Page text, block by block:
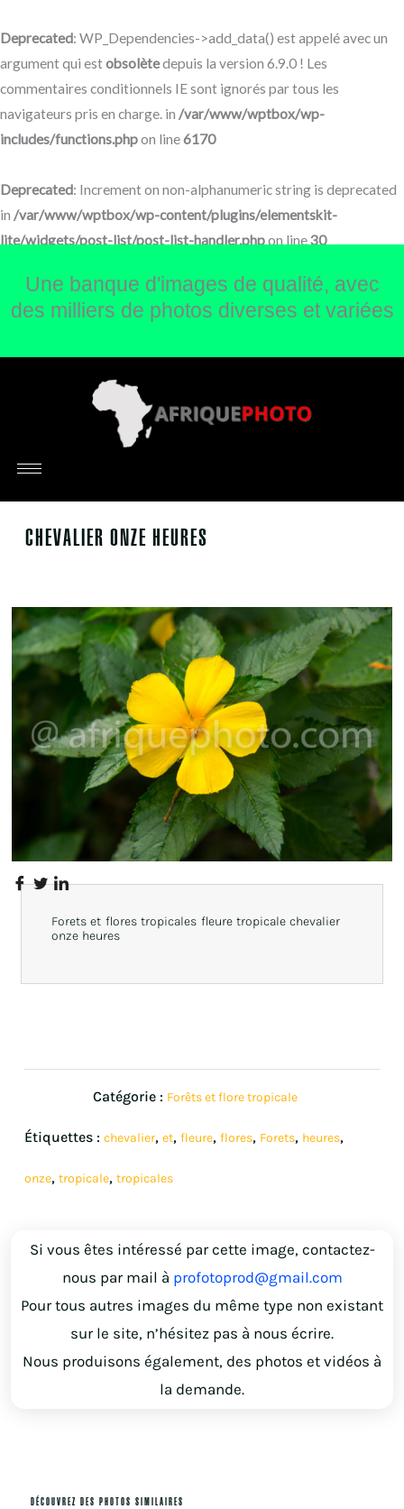
Deprecated: WP_Dependencies->add_data() est appelé avec un
argument qui estobsolètedepuis la version 6.9.0 ! Les
commentaires conditionnels IE sont ignorés par tous les
navigateurs pris en charge. in /var/www/wptbox/wp-
includes/functions.phpon line6170
Deprecated: Increment on non-alphanumeric string is deprecated
in /var/www/wptbox/wp-content/plugins/elementskit-
lite/widgets/post-list/post-list-handler.phpon line30
au
contenu
Une banque d'images de qualité, avec
des milliers de photos diverses et variées
CHEVALIER ONZE HEURES
Forets et flores tropicales fleure tropicale chevalier
onze heures
Catégorie : Forêts et flore tropicale
Étiquettes : chevalier, et, fleure, flores, Forets, heures,
onze, tropicale, tropicales
Si vous êtes intéressé par cette image, contactez-
nous par mail à profotoprod@gmail.com
Pour tous autres images du même type non existant
sur le site, n’hésitez pas à nous écrire.
Nous produisons également, des photos et vidéos à
la demande.
DÉCOUVREZ DES PHOTOS SIMILAIRES